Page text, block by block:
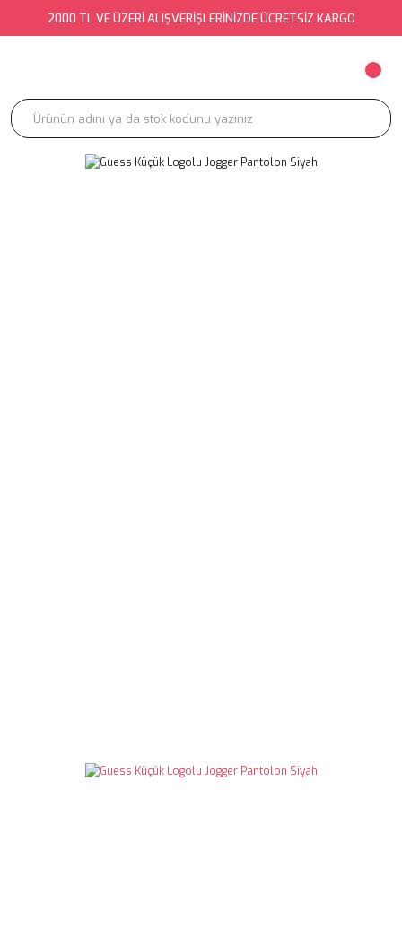
2000 TL VE ÜZERİ ALIŞVERİŞLERİNİZDE ÜCRETSİZ KARGO